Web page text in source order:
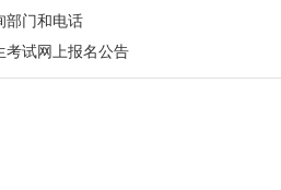
部门和电话
考试网上报名公告